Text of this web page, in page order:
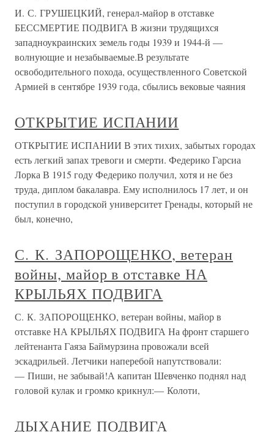
И. С. ГРУШЕЦКИЙ, генерал-майор в отставке
БЕССМЕРТИЕ ПОДВИГА В жизни трудящихся
западноукраинских земель годы 1939 и 1944-й —
волнующие и незабываемые.В результате
освободительного похода, осуществленного Советской
Армией в сентябре 1939 года, сбылись вековые чаяния
ОТКРЫТИЕ ИСПАНИИ
ОТКРЫТИЕ ИСПАНИИ В этих тихих, забытых городах
есть легкий запах тревоги и смерти. Федерико Гарсиа
Лорка В 1915 году Федерико получил, хотя и не без
труда, диплом бакалавра. Ему исполнилось 17 лет, и он
поступил в городской университет Гренады, который не
был, конечно,
С. К. ЗАПОРОЩЕНКО, ветеран
войны, майор в отставке НА
КРЫЛЬЯХ ПОДВИГА
С. К. ЗАПОРОЩЕНКО, ветеран войны, майор в
отставке НА КРЫЛЬЯХ ПОДВИГА На фронт старшего
лейтенанта Гаяза Баймурзина провожали всей
эскадрильей. Летчики наперебой напутствовали:
— Пиши, не забывай!А капитан Шевченко поднял над
головой кулак и громко крикнул:— Колоти,
ДЫХАНИЕ ПОДВИГА